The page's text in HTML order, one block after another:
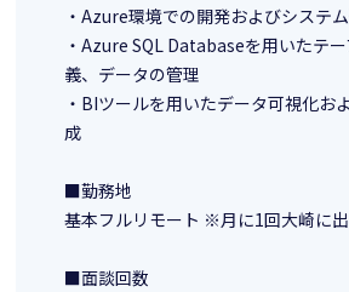
・Azure環境での開発およびシステ
・Azure SQL Databaseを用いたテ
義、データの管理
・BIツールを用いたデータ可視化お
成
■勤務地
基本フルリモート ※月に1回大崎に
■面談回数